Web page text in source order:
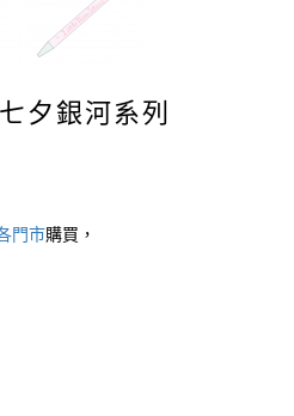
夕銀河系列
門市 購買，